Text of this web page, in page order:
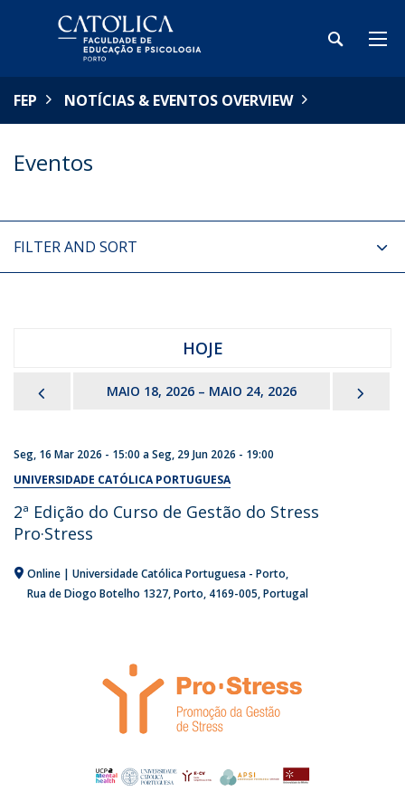
FEP NOTÍCIAS & EVENTOS OVERVIEW
Eventos
FILTER AND SORT
HOJE
PREVIOUSMAIO 18, 2026 – MAIO 24, 2026
Seg, 16 Mar 2026 - 15:00 aSeg, 29 Jun 2026 - 19:00
UNIVERSIDADE CATÓLICA PORTUGUESA
2ª Edição do Curso de Gestão do Stress
Pro·Stress
Online | Universidade Católica Portuguesa - Porto
Rua de Diogo Botelho 1327 Porto 4169-005 Portugal